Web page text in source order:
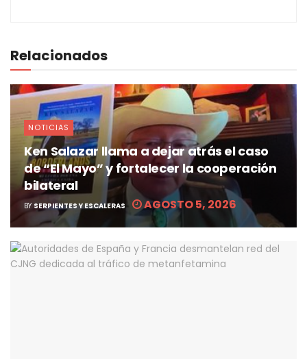
Relacionados
NOTICIAS
Ken Salazar llama a dejar atrás el caso
de “El Mayo” y fortalecer la cooperación
bilateral
BY SERPIENTES Y ESCALERAS AGOSTO 5, 2026